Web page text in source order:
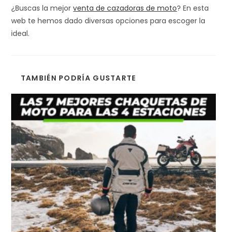
¿Buscas la mejorventa de cazadoras de moto? En esta
web te hemos dado diversas opciones para escoger la
ideal.
TAMBIÉN PODRÍA GUSTARTE